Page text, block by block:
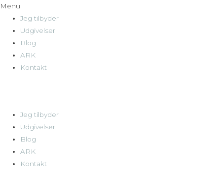
Menu
Jeg tilbyder
Udgivelser
Blog
ARK
Kontakt
Jeg tilbyder
Udgivelser
Blog
ARK
Kontakt